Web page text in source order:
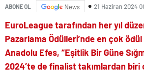
ABONE OL News 21 Haziran 2024
EuroLeague tarafından her yıl
Pazarlama Ödülleri’nde en çok
Anadolu Efes, “Eşitlik Bir Güne
2024’te de finalist takımlardan biri